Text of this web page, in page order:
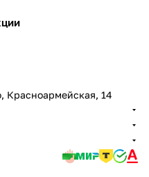
Красноармейская, 14